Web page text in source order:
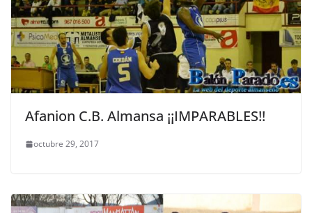
Afanion C.B. Almansa ¡¡IMPARABLES!!
octubre 29, 2017